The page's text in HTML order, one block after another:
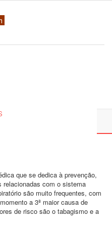
que se dedica à prevenção,
relacionadas com o sistema
são muito frequentes, com
a 3ª maior causa de
de risco são o tabagismo e a